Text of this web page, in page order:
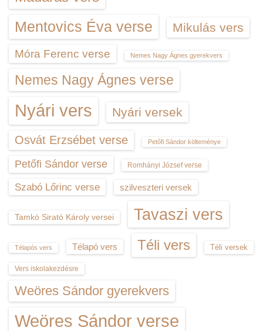
Mentovics Éva verse Mikulás vers
Móra Ferenc verse Nemes Nagy Ágnes gyerekvers
Nemes Nagy Ágnes verse
Nyári vers Nyári versek
Osvát Erzsébet verse Petőfi Sándor költeménye
Petőfi Sándor verse Romhányi József verse
Szabó Lőrinc verse szilveszteri versek
Tamkó Sirató Károly versei Tavaszi vers
Télapós vers Télapó vers Téli vers Téli versek
Vers iskolakezdésre
Weöres Sándor gyerekvers
Weöres Sándor verse